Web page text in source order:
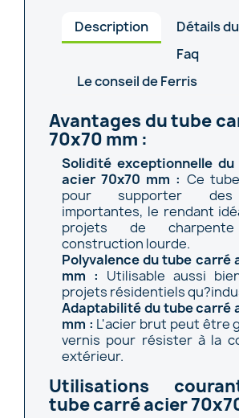
Description
Détails
Faq
Le conseil de Ferris
Avantages du tube
70x70 mm :
Solidité exceptionnelle
acier 70x70 mm : Ce
pour supporter des
importantes, le rendant
projets de
construction lourde.
Polyvalence du tube carré
mm : Utilisable aussi
projets résidentiels
Adaptabilité du tube carré
mm : L'acier brut peut être
vernis pour résister à la
extérieur.
Utilisations
tube carré acier